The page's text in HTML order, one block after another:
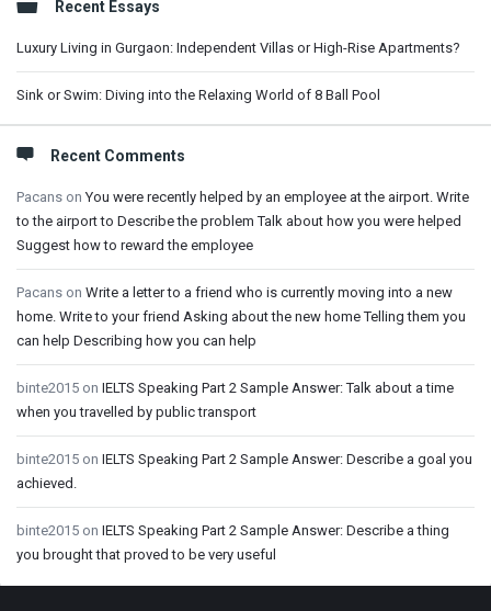
Recent Essays
Luxury Living in Gurgaon: Independent Villas or High-Rise Apartments?
Sink or Swim: Diving into the Relaxing World of 8 Ball Pool
Recent Comments
Pacans onYou were recently helped by an employee at the airport. Write
to the airport to Describe the problem Talk about how you were helped
Suggest how to reward the employee
Pacans on Write a letter to a friend who is currently moving into a new
home. Write to your friend Asking about the new home Telling them you
can help Describing how you can help
binte2015 on IELTS Speaking Part 2 Sample Answer: Talk about a time
when you travelled by public transport
binte2015 on IELTS Speaking Part 2 Sample Answer: Describe a goal you
achieved.
binte2015 on IELTS Speaking Part 2 Sample Answer: Describe a thing
you brought that proved to be very useful